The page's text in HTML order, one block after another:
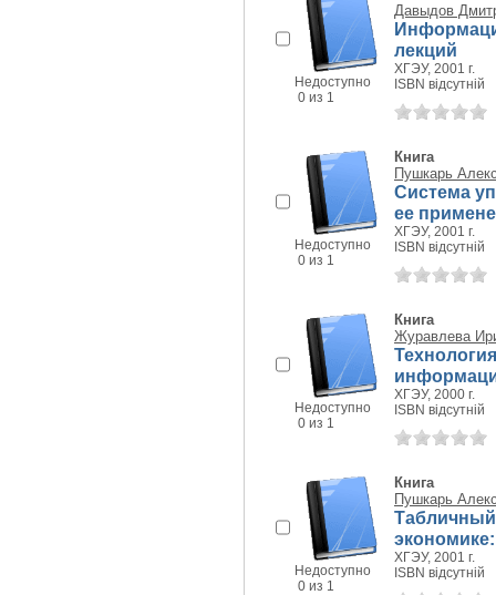
Недоступно
0 из 1
Давыдов
лекций
ХГЭУ, 2001 г.
ISBN відсутній
Недоступно
0 из 1
Книга
Пушкарь
Система
ее
ХГЭУ, 2001 г.
ISBN відсутній
Недоступно
0 из 1
Книга
Журавлева
ХГЭУ, 2000 г.
ISBN відсутній
Недоступно
0 из 1
Книга
Пушкарь
Табличный
ХГЭУ, 2001 г.
ISBN відсутній